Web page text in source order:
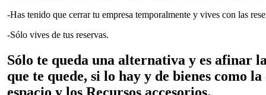
-Has tenido que cerrar tu empresa temporalmente y vives con las
-Sólo vives de tus reservas.
Sólo te queda una alternativa y es afinar
que te quede, si lo hay y de bienes como
espacio y los Recursos accesorios.